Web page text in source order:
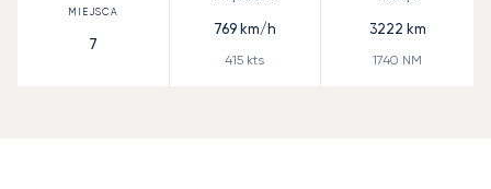
7
769km/h
415 kts
3222 km
1740 NM